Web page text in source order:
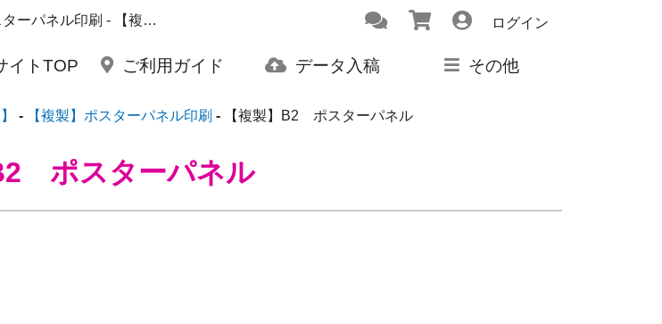
【案】これイイ！！おススメ商品【コンセプト商品】 - 【複製】ポスターパネル印刷 - 【複製】B2 ポスターパネル | セントグラフィック ログイン
イトTOP ご利用ガイド データ入稿 その他
【複製】ポスターパネル印刷 【複製】B2 ポスターパネル
ポスターパネル